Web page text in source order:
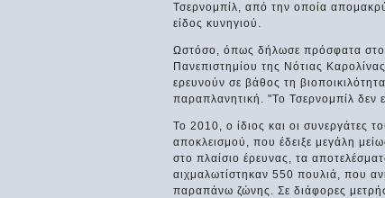
Τσερνομπίλ, από την οποία
είδος κυνηγιού.
Ωστόσο, όπως δήλωσε πρόσφατα στο
Πανεπιστημίου της Νότιας
ερευνούν σε βάθος τη
παραπλανητική. "Το Τσερνομπίλ δεν
Το 2010, ο ίδιος και οι συνεργάτες
αποκλεισμού, που έδειξε μεγάλη
στο πλαίσιο έρευνας, τα
αιχμαλωτίστηκαν 550 πουλιά, που
παραπάνω ζώνης. Σε διάφορες